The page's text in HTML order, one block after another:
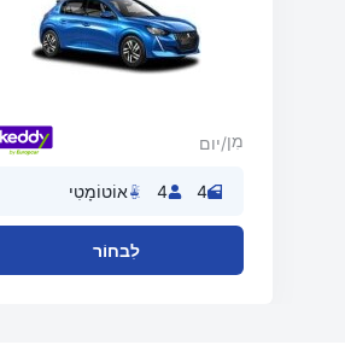
מִן/יום
4
4 אוֹטוֹמָטִי
לִבחוֹר